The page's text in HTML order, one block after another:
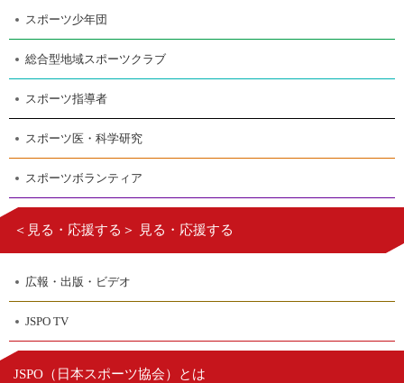
スポーツ少年団
総合型地域スポーツクラブ
スポーツ指導者
スポーツ医・科学研究
スポーツボランティア
＜見る・応援する＞ 見る・応援する
広報・出版・ビデオ
JSPO TV
JSPO（ 日本スポーツ協会）とは